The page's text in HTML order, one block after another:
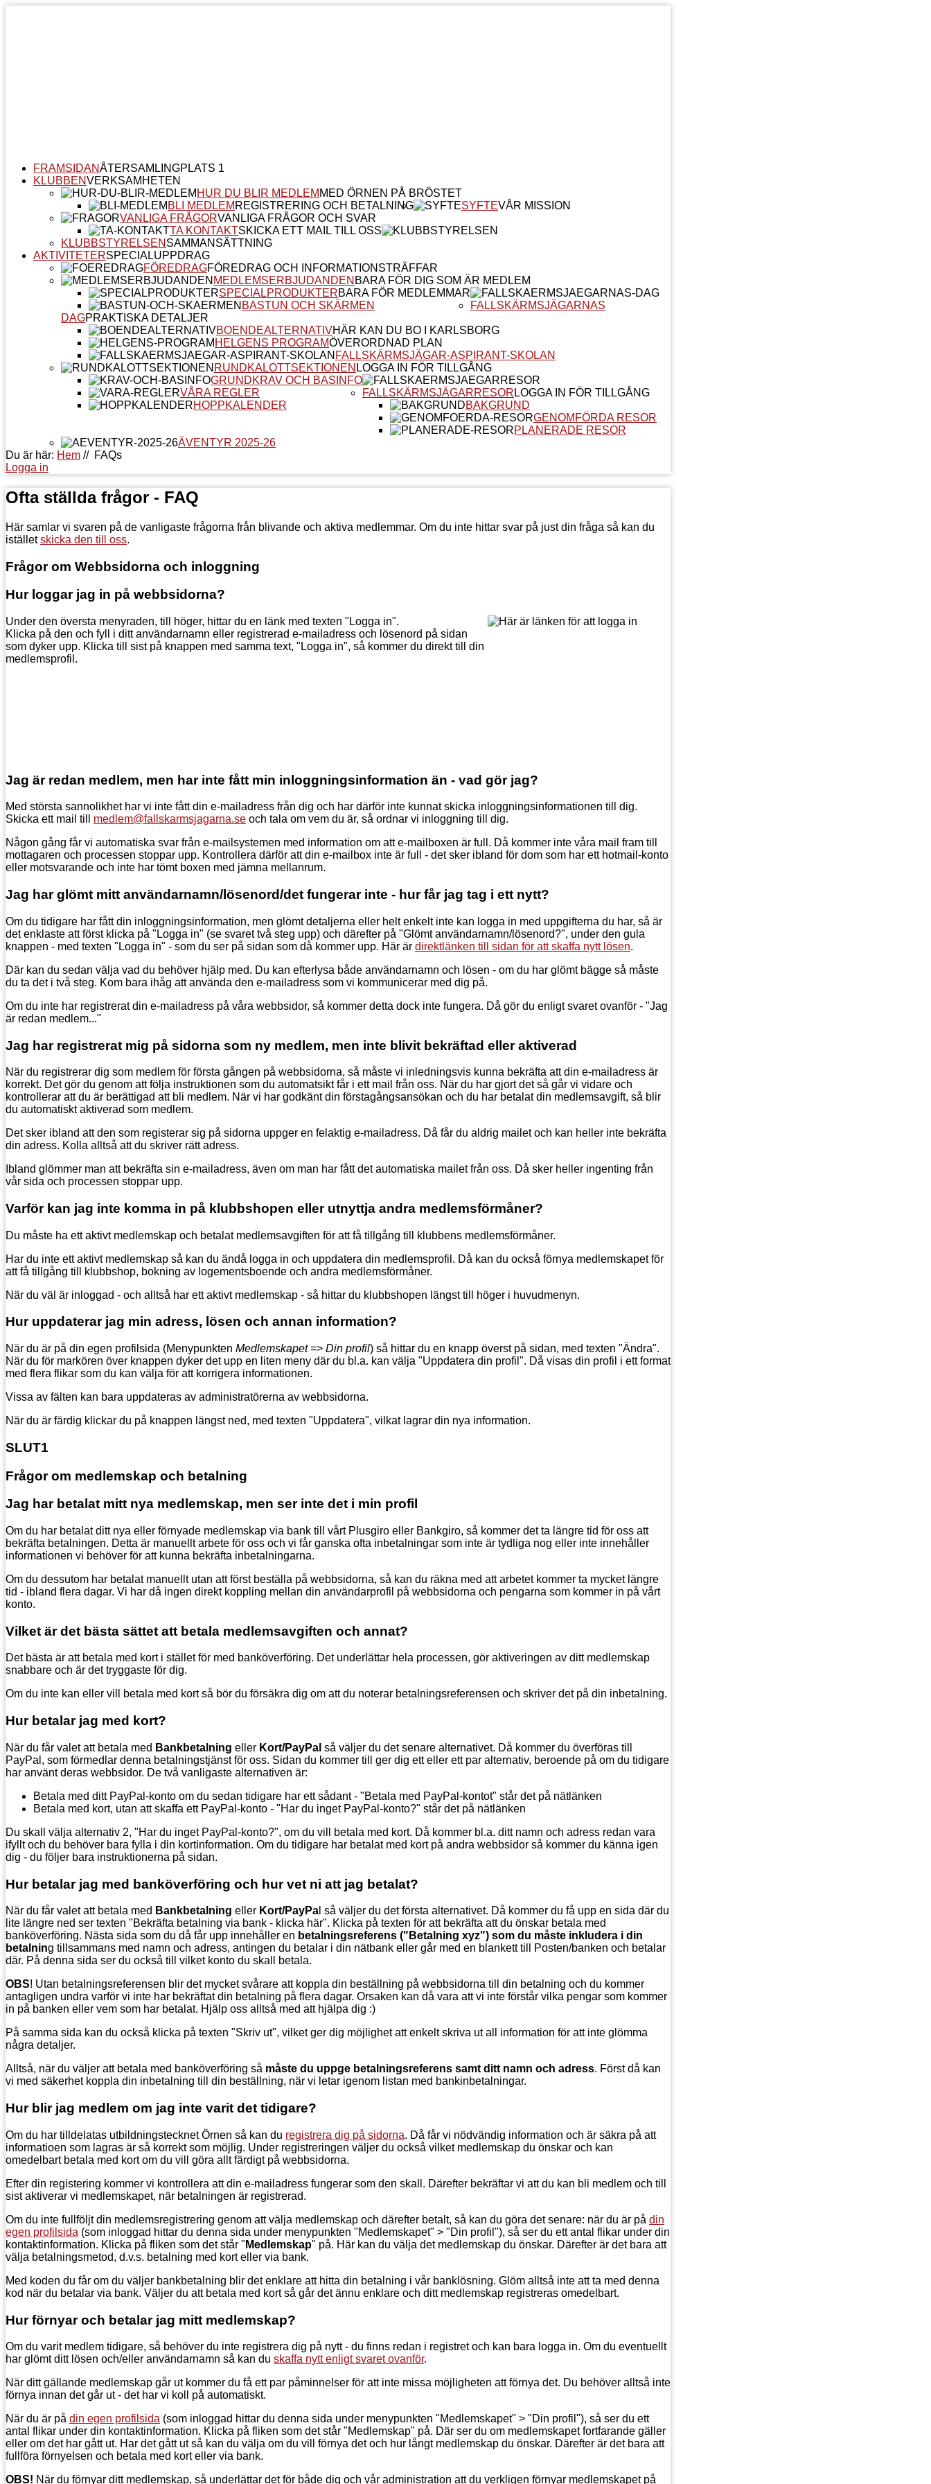
FRAMSIDANÅTERSAMLINGPLATS 1
KLUBBENVERKSAMHETEN
HUR DU BLIR MEDLEM MED ÖRNEN PÅ BRÖSTET
BLI MEDLEM REGISTRERING OCH BETALNING SYFTEVÅR MISSION
VANLIGA FRÅGORVANLIGA FRÅGOR OCH SVAR
TA KONTAKTSKICKA ETT MAIL TILL OSS
KLUBBSTYRELSEN SAMMANSÄTTNING
AKTIVITETERSPECIALUPPDRAG
FÖREDRAGFÖREDRAG OCH INFORMATIONSTRÄFFAR
MEDLEMSERBJUDANDEN BARA FÖR DIG SOM ÄR MEDLEM
SPECIALPRODUKTERBARA FÖR MEDLEMMAR
BASTUN OCH SKÄRMEN
FALLSKÄRMSJÄGARNAS
DAGPRAKTISKA DETALJER
BOENDEALTERNATIVHÄR KAN DU BO I KARLSBORG
HELGENS PROGRAMÖVERORDNAD PLAN
FALLSKÄRMSJÄGAR-ASPIRANT-SKOLAN
RUNDKALOTTSEKTIONEN LOGGA IN FÖR TILLGÅNG
GRUNDKRAV OCH BASINFO
VÅRA REGLER
HOPPKALENDER
FALLSKÄRMSJÄGARRESOR LOGGA IN FÖR TILLGÅNG
BAKGRUND
GENOMFÖRDA RESOR
PLANERADE RESOR
ÄVENTYR 2025-26
Du är här: Hem // FAQs
Logga in
Ofta ställda frågor - FAQ
Här samlar vi svaren på de vanligaste frågorna från blivande och aktiva medlemmar. Om du inte hittar svar på just din fråga så kan du
iställetskicka den till oss.
Frågor om Webbsidorna och inloggning
Hur loggar jag in på webbsidorna?
Under den översta menyraden, till höger, hittar du en länk med texten "Logga in".
Klicka på den och fyll i ditt användarnamn eller registrerad e-mailadress och lösenord på sidan
som dyker upp. Klicka till sist på knappen med samma text, "Logga in", så kommer du direkt till din
medlemsprofil.
Jag är redan medlem, men har inte fått min inloggningsinformation än - vad gör jag?
Med största sannolikhet har vi inte fått din e-mailadress från dig och har därför inte kunnat skicka inloggningsinformationen till dig.
Skicka ett mail till medlem@fallskarmsjagarna.se och tala om vem du är, så ordnar vi inloggning till dig.
Någon gång får vi automatiska svar från e-mailsystemen med information om att e-mailboxen är full. Då kommer inte våra mail fram till
mottagaren och processen stoppar upp. Kontrollera därför att din e-mailbox inte är full - det sker ibland för dom som har ett hotmail-konto
eller motsvarande och inte har tömt boxen med jämna mellanrum.
Jag har glömt mitt användarnamn/lösenord/det fungerar inte - hur får jag tag i ett nytt?
Om du tidigare har fått din inloggningsinformation, men glömt detaljerna eller helt enkelt inte kan logga in med uppgifterna du har, så är
det enklaste att först klicka på "Logga in" (se svaret två steg upp) och därefter på "Glömt användarnamn/lösenord?", under den gula
knappen - med texten "Logga in" - som du ser på sidan som då kommer upp. Här är direktlänken till sidan för att skaffa nytt lösen.
Där kan du sedan välja vad du behöver hjälp med. Du kan efterlysa både användarnamn och lösen - om du har glömt bägge så måste
du ta det i två steg. Kom bara ihåg att använda den e-mailadress som vi kommunicerar med dig på.
Om du inte har registrerat din e-mailadress på våra webbsidor, så kommer detta dock inte fungera. Då gör du enligt svaret ovanför - "Jag
är redan medlem..."
Jag har registrerat mig på sidorna som ny medlem, men inte blivit bekräftad eller aktiverad
När du registrerar dig som medlem för första gången på webbsidorna, så måste vi inledningsvis kunna bekräfta att din e-mailadress är
korrekt. Det gör du genom att följa instruktionen som du automatsikt får i ett mail från oss. När du har gjort det så går vi vidare och
kontrollerar att du är berättigad att bli medlem. När vi har godkänt din förstagångsansökan och du har betalat din medlemsavgift, så blir
du automatiskt aktiverad som medlem.
Det sker ibland att den som registerar sig på sidorna uppger en felaktig e-mailadress. Då får du aldrig mailet och kan heller inte bekräfta
din adress. Kolla alltså att du skriver rätt adress.
Ibland glömmer man att bekräfta sin e-mailadress, även om man har fått det automatiska mailet från oss. Då sker heller ingenting från
vår sida och processen stoppar upp.
Varför kan jag inte komma in på klubbshopen eller utnyttja andra medlemsförmåner?
Du måste ha ett aktivt medlemskap och betalat medlemsavgiften för att få tillgång till klubbens medlemsförmåner.
Har du inte ett aktivt medlemskap så kan du ändå logga in och uppdatera din medlemsprofil. Då kan du också förnya medlemskapet för
att få tillgång till klubbshop, bokning av logementsboende och andra medlemsförmåner.
När du väl är inloggad - och alltså har ett aktivt medlemskap - så hittar du klubbshopen längst till höger i huvudmenyn.
Hur uppdaterar jag min adress, lösen och annan information?
När du är på din egen profilsida (Menypunkten Medlemskapet=> Din profil) så hittar du en knapp överst på sidan, med texten "Ändra".
När du för markören över knappen dyker det upp en liten meny där du bl.a. kan välja "Uppdatera din profil". Då visas din profil i ett format
med flera flikar som du kan välja för att korrigera informationen.
Vissa av fälten kan bara uppdateras av administratörerna av webbsidorna.
När du är färdig klickar du på knappen längst ned, med texten "Uppdatera", vilkat lagrar din nya information.
SLUT1
Frågor om medlemskap och betalning
Jag har betalat mitt nya medlemskap, men ser inte det i min profil
Om du har betalat ditt nya eller förnyade medlemskap via bank till vårt Plusgiro eller Bankgiro, så kommer det ta längre tid för oss att
bekräfta betalningen. Detta är manuellt arbete för oss och vi får ganska ofta inbetalningar som inte är tydliga nog eller inte innehåller
informationen vi behöver för att kunna bekräfta inbetalningarna.
Om du dessutom har betalat manuellt utan att först beställa på webbsidorna, så kan du räkna med att arbetet kommer ta mycket längre
tid - ibland flera dagar. Vi har då ingen direkt koppling mellan din användarprofil på webbsidorna och pengarna som kommer in på vårt
konto.
Vilket är det bästa sättet att betala medlemsavgiften och annat?
Det bästa är att betala med kort i stället för med banköverföring. Det underlättar hela processen, gör aktiveringen av ditt medlemskap
snabbare och är det tryggaste för dig.
Om du inte kan eller vill betala med kort så bör du försäkra dig om att du noterar betalningsreferensen och skriver det på din inbetalning.
Hur betalar jag med kort?
När du får valet att betala med Bankbetalning eller Kort/PayPal så väljer du det senare alternativet. Då kommer du överföras till
PayPal, som förmedlar denna betalningstjänst för oss. Sidan du kommer till ger dig ett eller ett par alternativ, beroende på om du tidigare
har använt deras webbsidor. De två vanligaste alternativen är:
Betala med ditt PayPal-konto om du sedan tidigare har ett sådant - "Betala med PayPal-kontot" står det på nätlänken
Betala med kort, utan att skaffa ett PayPal-konto - "Har du inget PayPal-konto?" står det på nätlänken
Du skall välja alternativ 2, "Har du inget PayPal-konto?", om du vill betala med kort. Då kommer bl.a. ditt namn och adress redan vara
ifyllt och du behöver bara fylla i din kortinformation. Om du tidigare har betalat med kort på andra webbsidor så kommer du känna igen
dig - du följer bara instruktionerna på sidan.
Hur betalar jag med banköverföring och hur vet ni att jag betalat?
När du får valet att betala med Bankbetalning eller Kort/PayPa l så väljer du det första alternativet. Då kommer du få upp en sida där du
lite längre ned ser texten "Bekräfta betalning via bank - klicka här". Klicka på texten för att bekräfta att du önskar betala med
banköverföring. Nästa sida som du då får upp innehåller en betalningsreferens ("Betalning xyz") som du måste inkludera i din
betalning tillsammans med namn och adress, antingen du betalar i din nätbank eller går med en blankett till Posten/banken och betalar
där. På denna sida ser du också till vilket konto du skall betala.
OBS! Utan betalningsreferensen blir det mycket svårare att koppla din beställning på webbsidorna till din betalning och du kommer
antagligen undra varför vi inte har bekräftat din betalning på flera dagar. Orsaken kan då vara att vi inte förstår vilka pengar som kommer
in på banken eller vem som har betalat. Hjälp oss alltså med att hjälpa dig :)
På samma sida kan du också klicka på texten "Skriv ut", vilket ger dig möjlighet att enkelt skriva ut all information för att inte glömma
några detaljer.
Alltså, när du väljer att betala med banköverföring så måste du uppge betalningsreferens samt ditt namn och adress. Först då kan
vi med säkerhet koppla din inbetalning till din beställning, när vi letar igenom listan med bankinbetalningar.
Hur blir jag medlem om jag inte varit det tidigare?
Om du har tilldelatas utbildningstecknet Örnen så kan du registrera dig på sidorna. Då får vi nödvändig information och är säkra på att
informatioen som lagras är så korrekt som möjlig. Under registreringen väljer du också vilket medlemskap du önskar och kan
omedelbart betala med kort om du vill göra allt färdigt på webbsidorna.
Efter din registering kommer vi kontrollera att din e-mailadress fungerar som den skall. Därefter bekräftar vi att du kan bli medlem och till
sist aktiverar vi medlemskapet, när betalningen är registrerad.
Om du inte fullföljt din medlemsregistrering genom att välja medlemskap och därefter betalt, så kan du göra det senare: när du är på din
egen profilsida (som inloggad hittar du denna sida under menypunkten "Medlemskapet" > "Din profil"), så ser du ett antal flikar under din
kontaktinformation. Klicka på fliken som det står " Medlemskap" på. Här kan du välja det medlemskap du önskar. Därefter är det bara att
välja betalningsmetod, d.v.s. betalning med kort eller via bank.
Med koden du får om du väljer bankbetalning blir det enklare att hitta din betalning i vår banklösning. Glöm alltså inte att ta med denna
kod när du betalar via bank. Väljer du att betala med kort så går det ännu enklare och ditt medlemskap registreras omedelbart.
Hur förnyar och betalar jag mitt medlemskap?
Om du varit medlem tidigare, så behöver du inte registrera dig på nytt - du finns redan i registret och kan bara logga in. Om du eventuellt
har glömt ditt lösen och/eller användarnamn så kan du skaffa nytt enligt svaret ovanför.
När ditt gällande medlemskap går ut kommer du få ett par påminnelser för att inte missa möjligheten att förnya det. Du behöver alltså inte
förnya innan det går ut - det har vi koll på automatiskt.
När du är på din egen profilsida (som inloggad hittar du denna sida under menypunkten "Medlemskapet" > "Din profil"), så ser du ett
antal flikar under din kontaktinformation. Klicka på fliken som det står "Medlemskap" på. Där ser du om medlemskapet fortfarande gäller
eller om det har gått ut. Har det gått ut så kan du välja om du vill förnya det och hur långt medlemskap du önskar. Därefter är det bara att
fullföra förnyelsen och betala med kort eller via bank.
OBS! När du förnyar ditt medlemskap, så underlättar det för både dig och vår administration att du verkligen förnyar medlemskapet på